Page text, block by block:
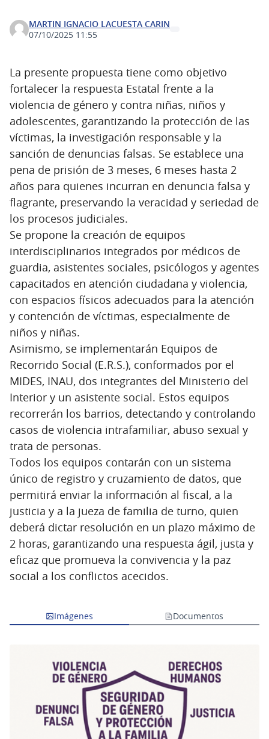
MARTIN IGNACIO LACUESTA CARIN
07/10/2025 11:55
La presente propuesta tiene como objetivo
fortalecer la respuesta Estatal frente a la
violencia de género y contra niñas, niños y
adolescentes, garantizando la protección de las
víctimas, la investigación responsable y la
sanción de denuncias falsas. Se establece una
pena de prisión de 3 meses, 6 meses hasta 2
años para quienes incurran en denuncia falsa y
flagrante, preservando la veracidad y seriedad de
los procesos judiciales.
Se propone la creación de equipos
interdisciplinarios integrados por médicos de
guardia, asistentes sociales, psicólogos y agentes
capacitados en atención ciudadana y violencia,
con espacios físicos adecuados para la atención
y contención de víctimas, especialmente de
niños y niñas.
Asimismo, se implementarán Equipos de
Recorrido Social (E.R.S.), conformados por el
MIDES, INAU, dos integrantes del Ministerio del
Interior y un asistente social. Estos equipos
recorrerán los barrios, detectando y controlando
casos de violencia intrafamiliar, abuso sexual y
trata de personas.
Todos los equipos contarán con un sistema
único de registro y cruzamiento de datos, que
permitirá enviar la información al fiscal, a la
justicia y a la jueza de familia de turno, quien
deberá dictar resolución en un plazo máximo de
2 horas, garantizando una respuesta ágil, justa y
eficaz que promueva la convivencia y la paz
social a los conflictos acecidos.
Imágenes Documentos